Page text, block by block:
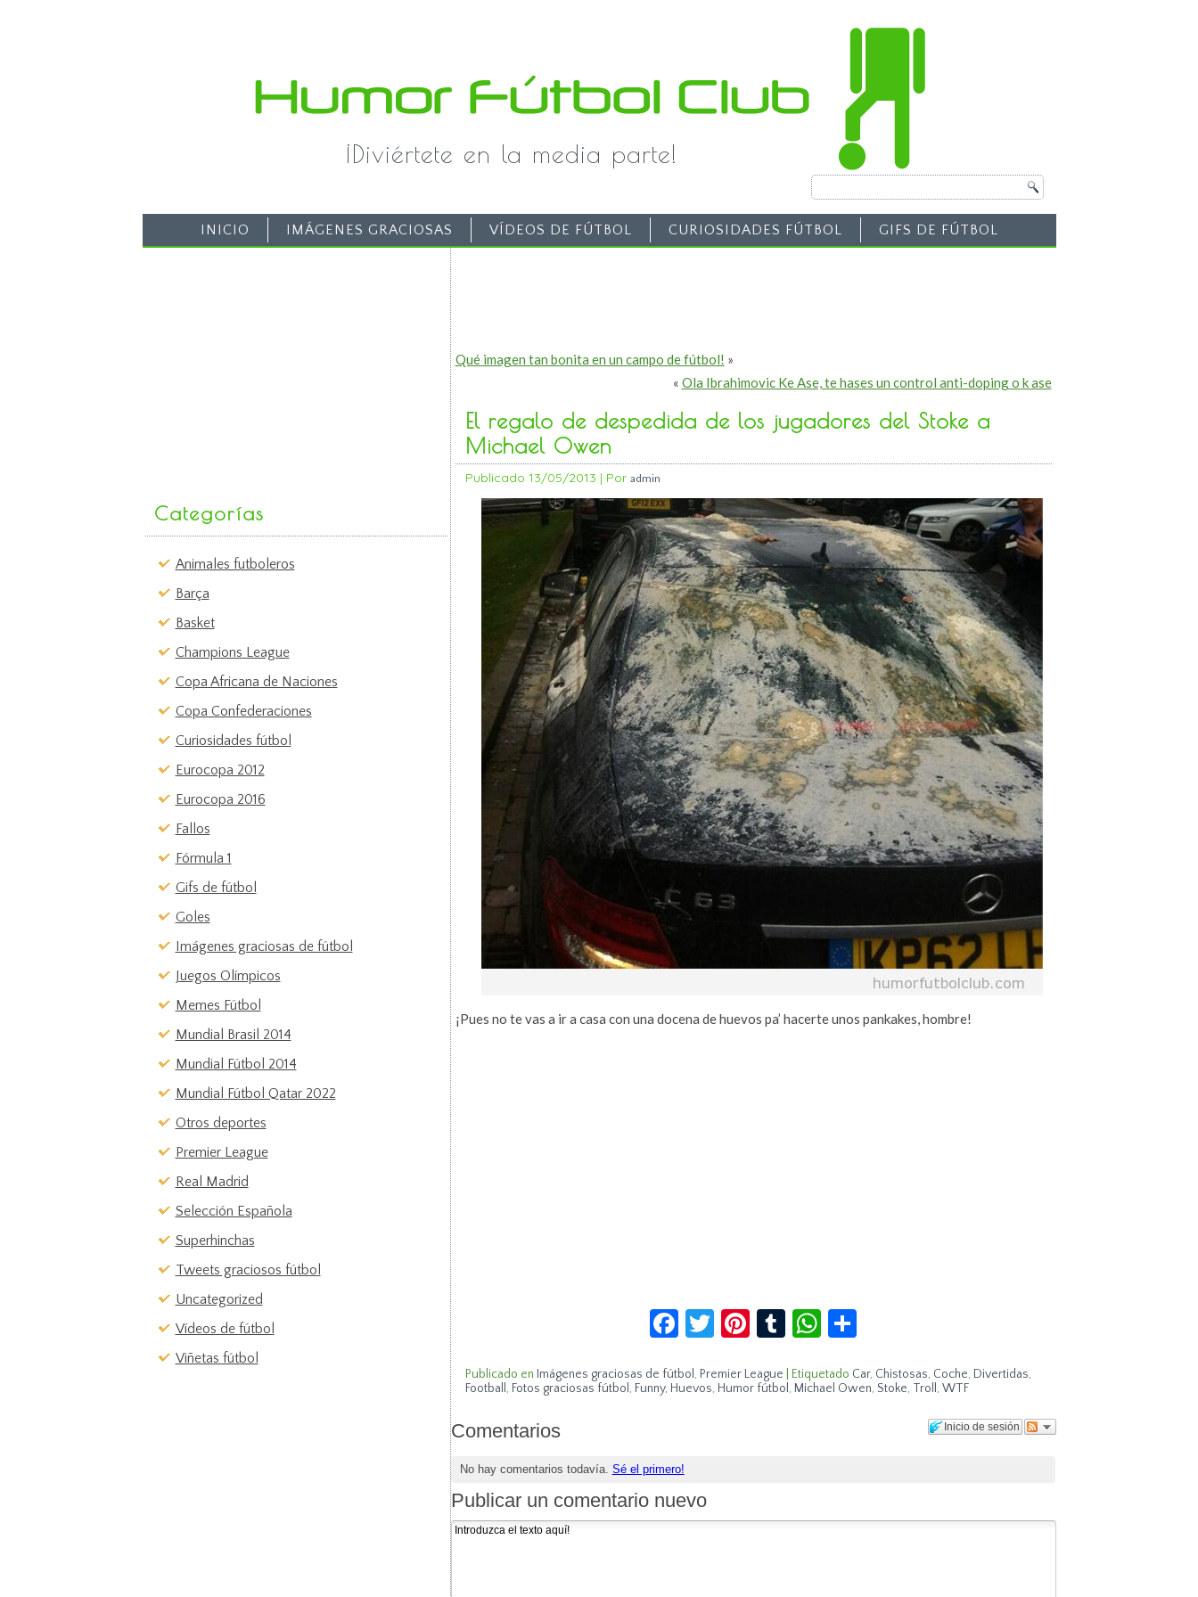
¡Diviértete en la media parte!
INICIO IMÁGENES GRACIOSAS VÍDEOS DE FÚTBOL CURIOSIDADES FÚTBOL GIFS DE FÚTBOL
Categorías
Animales futboleros
Barça
Basket
Champions League
Copa Africana de Naciones
Copa Confederaciones
Curiosidades fútbol
Eurocopa 2012
Eurocopa 2016
Fallos
Fórmula 1
Gifs de fútbol
Goles
Imágenes graciosas de fútbol
Juegos Olímpicos
Memes Fútbol
Mundial Brasil 2014
Mundial Fútbol 2014
Mundial Fútbol Qatar 2022
Otros deportes
Premier League
Real Madrid
Selección Española
Superhinchas
Tweets graciosos fútbol
Uncategorized
Vídeos de fútbol
Viñetas fútbol
Qué imagen tan bonita en un campo de fútbol! »
« Ola Ibrahimovic Ke Ase, te hases un control anti-doping o k ase
El regalo de despedida de los jugadores del Stoke a
Michael Owen
Publicado 13/05/2013 | Por admin
¡Pues no te vas a ir a casa con una docena de huevos pa’ hacerte unos pankakes, hombre!
Facebook
Twitter
Pinterest
TumblrWhatsApp
Publicado en Imágenes graciosas de fútbol , Premier League Etiquetado Car, Chistosas, Coche, Divertidas,
Football , Fotos graciosas fútbol , Funny, Huevos, Humor fútbol , Michael Owen, Stoke, Troll , WTF
Inicio de sesión
Comentarios
No hay comentarios todavía. Sé el primero!
Publicar un comentario nuevo